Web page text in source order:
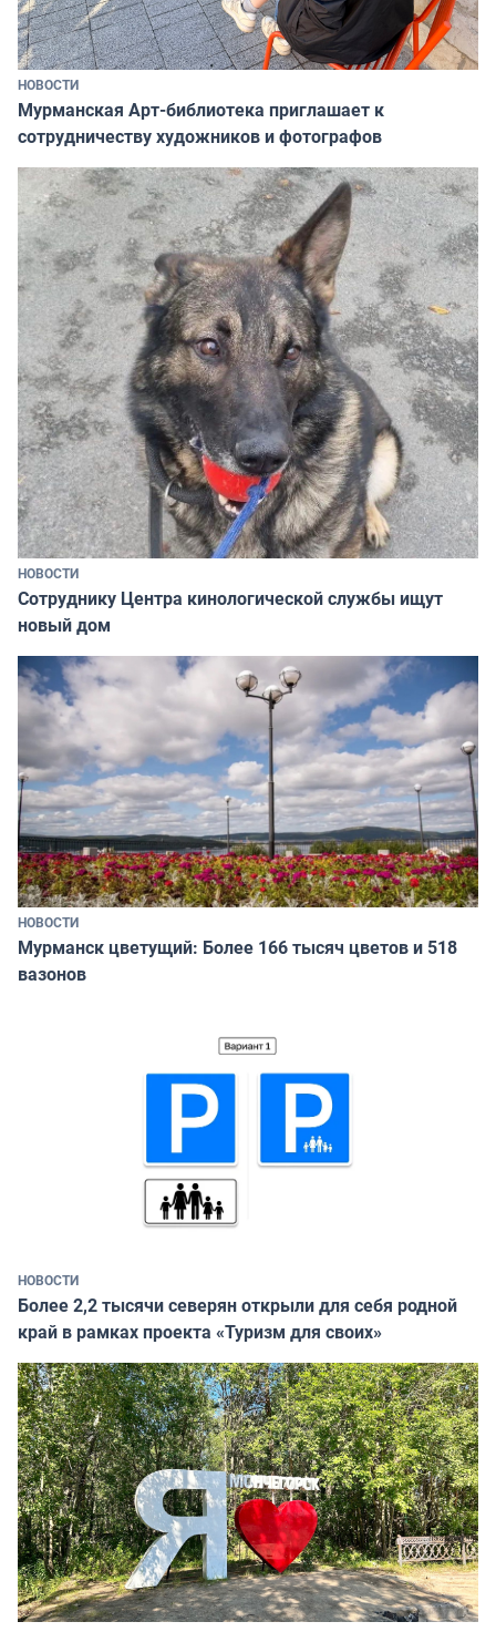
НОВОСТИ
Мурманская Арт-библиотека приглашает к
сотрудничеству художников и фотографов
НОВОСТИ
Сотруднику Центра кинологической службы ищут
новый дом
НОВОСТИ
Мурманск цветущий: Более 166 тысяч цветов и 518
вазонов
НОВОСТИ
Более 2,2 тысячи северян открыли для себя родной
край в рамках проекта «Туризм для своих»